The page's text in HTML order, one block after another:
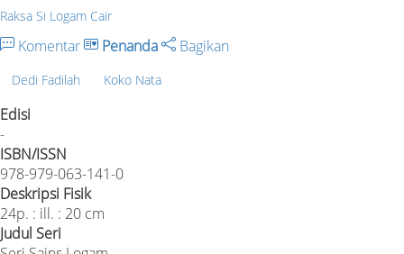
Raksa Si Logam Cair
Komentar Penanda Bagikan
Dedi Fadilah Koko Nata
Edisi
-
ISBN/ISSN
978-979-063-141-0
Deskripsi Fisik
24p. : ill. : 20 cm
Judul Seri